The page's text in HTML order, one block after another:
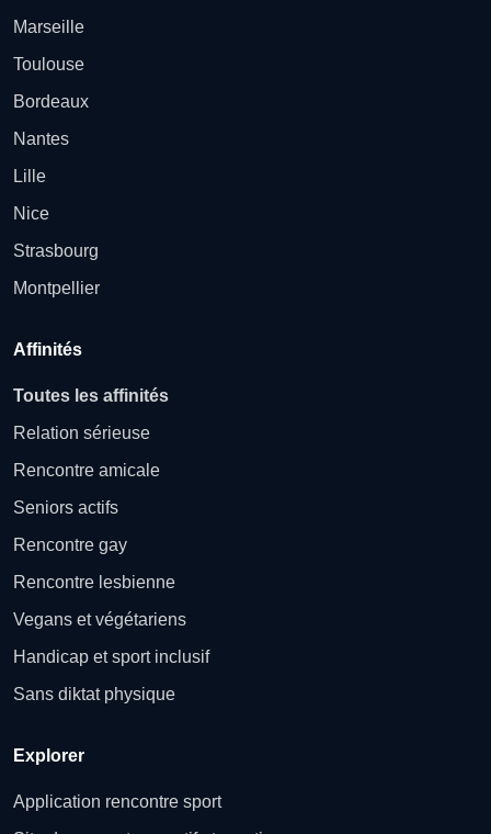
Marseille
Toulouse
Bordeaux
Nantes
Lille
Nice
Strasbourg
Montpellier
Affinités
Toutes les affinités
Relation sérieuse
Rencontre amicale
Seniors actifs
Rencontre gay
Rencontre lesbienne
Vegans et végétariens
Handicap et sport inclusif
Sans diktat physique
Explorer
Application rencontre sport